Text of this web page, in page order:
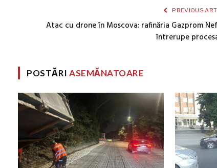
PREVIOUS
Atac cu drone în Moscova: rafinăria Gazprom
întrerupe
POSTĂRIASEMĂNATOARE